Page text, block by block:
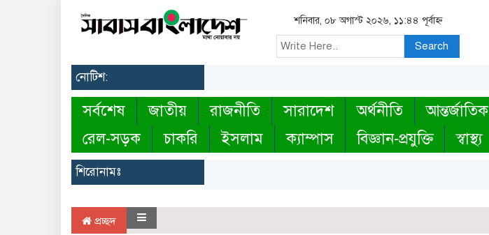
শনিবার, ০৮ অগাস্ট ২০২৬, ১১:৪৪ পূর্বাহ্ন
Search
নোটিশ:
সর্বশেষ জাতীয় রাজনীতি সারাদেশ অর্থনীতি আন্তর্জাতিক
রেল-সড়ক
চাকরি ইসলাম ক্যাম্পাস বিজ্ঞান-প্রযুক্তি স্বাস্থ্য
শিরোনামঃ
প্রচ্ছদ